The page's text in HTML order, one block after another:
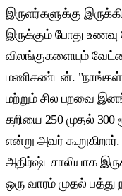
இருளர்களுக்கு
இருக்கும் போது உணவு
விலங்குகளையும்
மணிகண்டன்.
மற்றும் சில பறவை
கறியை 250 முதல்
என்று அவர் கூறுகிறார்.
அதிர்ஷ்டசாலியாக
ஒரு வாரம் முதல்